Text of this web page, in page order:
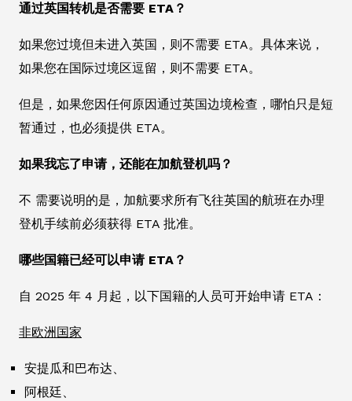
通过英国转机是否需要 ETA？
如果您过境但未进入英国，则不需要 ETA。具体来说，
如果您在国际过境区逗留，则不需要 ETA。
但是，如果您因任何原因通过英国边境检查，哪怕只是短
暂通过，也必须提供 ETA。
如果我忘了申请，还能在加航登机吗？
不 需要说明的是，加航要求所有飞往英国的航班在办理
登机手续前必须获得 ETA 批准。
哪些国籍已经可以申请 ETA？
自 2025 年 4 月起，以下国籍的人员可开始申请 ETA：
非欧洲国家
安提瓜和巴布达、
阿根廷、